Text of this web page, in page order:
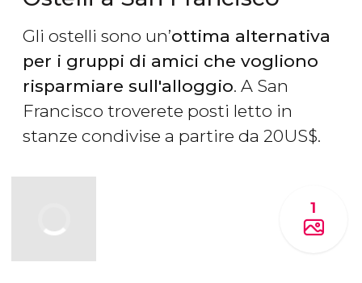
Gli ostelli sono un’ottima alternativa
per i gruppi di amici che vogliono
risparmiare sull'alloggio. A San
Francisco troverete posti letto in
stanze condivise a partire da 20US$.
1